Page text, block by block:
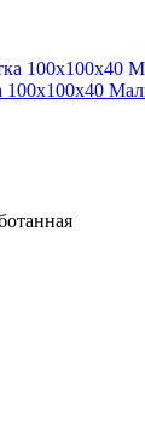
100х100x40